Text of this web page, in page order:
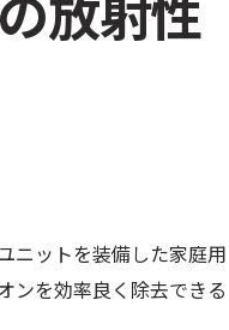
ニットを装備した家庭用
ンを効率良く除去できる